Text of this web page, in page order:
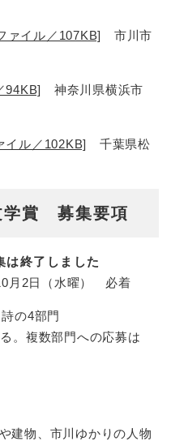
ァイル／107KB]
市川市
94KB]
神奈川県横浜市
イル／102KB]
千葉県松
学賞 募集要項
終了しました
月2日（水曜） 必着
の4部門
。複数部門への応募は
建物、市川ゆかりの人物